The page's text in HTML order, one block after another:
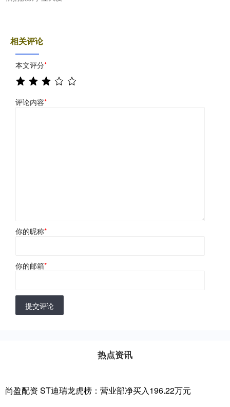
相关评论
本文评分*
评论内容*
你的昵称*
你的邮箱*
提交评论
热点资讯
尚盈配资 ST迪瑞龙虎榜：营业部净买入196.22万元